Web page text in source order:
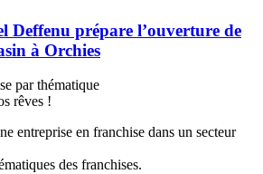
Deffenu prépare l’ouverture de
à Orchies
par thématique
rêves !
entreprise en franchise dans un secteur
des franchises.